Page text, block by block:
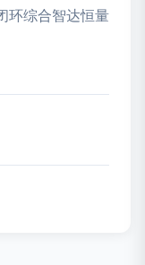
环综合智达恒量